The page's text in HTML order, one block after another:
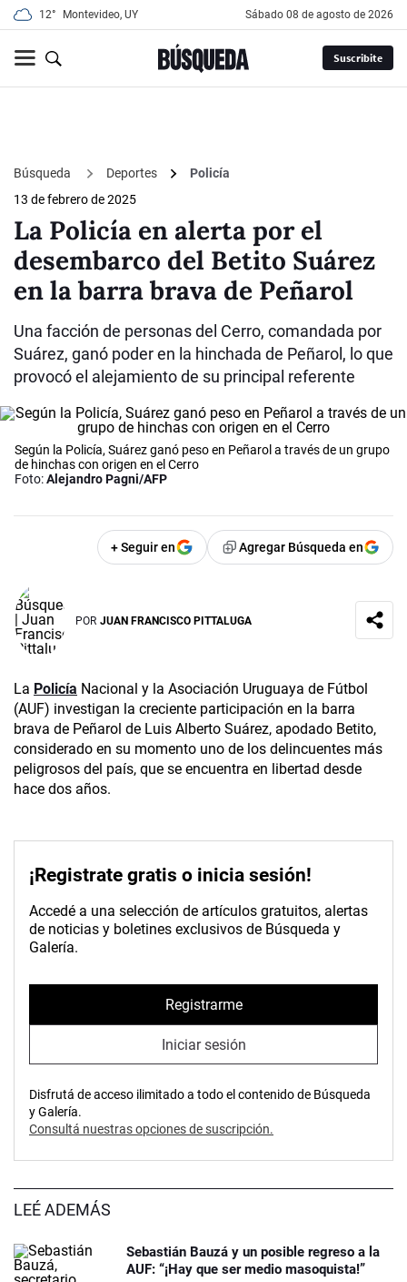
12° Montevideo, UY sábado 08 de agosto de 2026
Suscribite
Búsqueda Deportes
Policía
13 de febrero de 2025
La Policía en alerta por el
desembarco del Betito Suárez
en la barra brava de Peñarol
Una facción de personas del Cerro, comandada por
Suárez, ganó poder en la hinchada de Peñarol, lo que
provocó el alejamiento de su principal referente
Según la Policía, Suárez ganó peso en Peñarol a través de un grupo
de hinchas con origen en el Cerro
Foto:Alejandro Pagni/AFP
+ Seguir en Agregar Búsqueda en
POR JUAN FRANCISCO PITTALUGA
La Policía Nacional y la Asociación Uruguaya de Fútbol
(AUF) investigan la creciente participación en la barra
brava de Peñarol de Luis Alberto Suárez, apodado Betito,
considerado en su momento uno de los delincuentes más
peligrosos del país, que se encuentra en libertad desde
hace dos años.
¡Registrate gratis o inicia sesión!
Accedé a una selección de artículos gratuitos, alertas
de noticias y boletines exclusivos de Búsqueda y
Galería.
Registrarme
Iniciar sesión
Disfrutá de acceso ilimitado a todo el contenido de Búsqueda
y Galería.
Consultá nuestras opciones de suscripción.
LEÉ ADEMÁS
Sebastián Bauzá y un posible regreso a la
AUF: “¡Hay que ser medio masoquista!”